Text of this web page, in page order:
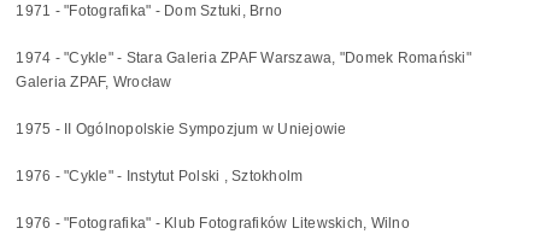
1971 - "Fotografika" - Dom Sztuki, Brno
1974 - "Cykle" - Stara Galeria ZPAF Warszawa, "Domek Romański"
Galeria ZPAF, Wrocław
1975 - II Ogólnopolskie Sympozjum w Uniejowie
1976 - "Cykle" - Instytut Polski , Sztokholm
1976 - "Fotografika" - Klub Fotografików Litewskich, Wilno